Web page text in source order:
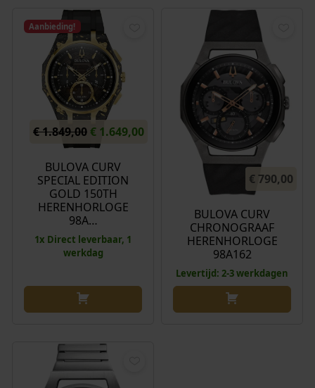
Aanbieding!
€1.849,00 O
o
r
s
p
r
n
e
i
k
e
p
€ 1.649,00H
BULOVA CURV
SPECIAL EDITION
GOLD 150TH
HERENHORLOGE
98A…
1x Direct leverbaar, 1
werkdag
€ 790,00
BULOVA CURV
CHRONOGRAAF
HERENHORLOGE
98A162
Levertijd: 2-3 werkdagen